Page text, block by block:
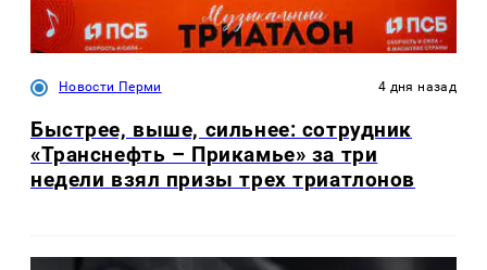
Новости Перми 4 дня назад
Быстрее, выше, сильнее: сотрудник
«Транснефть – Прикамье» за три
недели взял призы трех триатлонов